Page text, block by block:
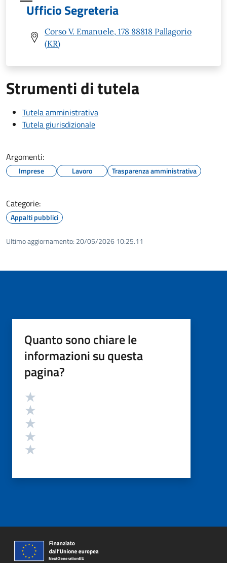
Ufficio Segreteria
Corso V. Emanuele, 178 88818 Pallagorio
(KR)
Strumenti di tutela
Tutela amministrativa
Tutela giurisdizionale
Argomenti:
Imprese Lavoro Trasparenza amministrativa
Categorie:
Appalti pubblici
Ultimo aggiornamento: 20/05/2026 10:25.11
Quanto sono chiare le
informazioni su questa
pagina?
Valutazione